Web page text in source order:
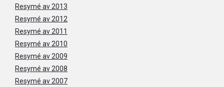
Resymé av 2013
Resymé av 2012
Resymé av 2011
Resymé av 2010
Resymé av 2009
Resymé av 2008
Resymé av 2007